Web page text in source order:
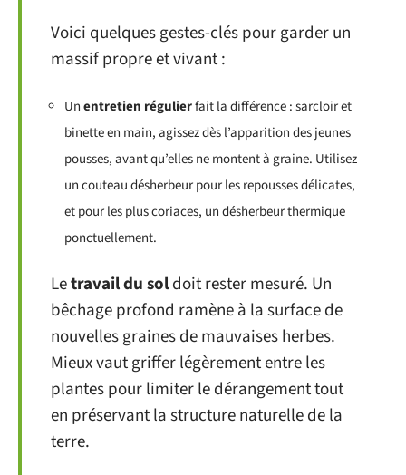
Voici quelques gestes-clés pour garder un
massif propre et vivant :
Unentretien régulierfait la différence : sarcloir et
binette en main, agissez dès l’apparition des jeunes
pousses, avant qu’elles ne montent à graine. Utilisez
un couteau désherbeur pour les repousses délicates,
et pour les plus coriaces, un désherbeur thermique
ponctuellement.
Letravail du soldoit rester mesuré. Un
bêchage profond ramène à la surface de
nouvelles graines de mauvaises herbes.
Mieux vaut griffer légèrement entre les
plantes pour limiter le dérangement tout
en préservant la structure naturelle de la
terre.